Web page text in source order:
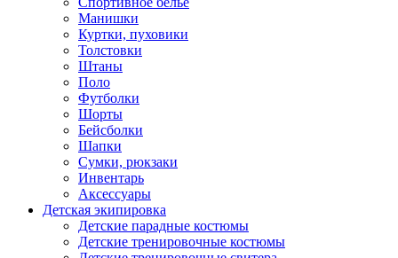
Манишки
Куртки, пуховики
Толстовки
Штаны
Поло
Футболки
Шорты
Бейсболки
Шапки
Сумки, рюкзаки
Инвентарь
Аксессуары
Детская экипировка
Детские парадные костюмы
Детские тренировочные костюмы